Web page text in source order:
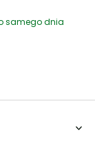
samego dnia